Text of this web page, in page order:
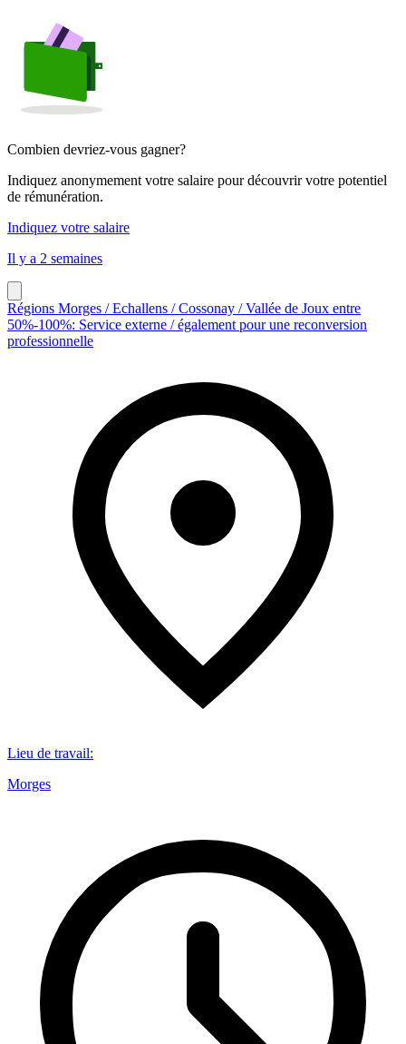
Combien devriez-vous gagner?
Indiquez anonymement votre salaire pour découvrir votre potentiel
de rémunération.
Indiquez votre salaire
Il y a 2 semaines
Régions Morges / Echallens / Cossonay / Vallée de Joux entre
50%-100%: Service externe / également pour une reconversion
professionnelle
Lieu de travail:
Morges